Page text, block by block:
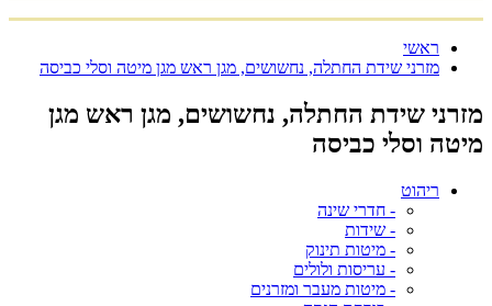
ראשי
מזרני שידת החתלה, נחשושים, מגן ראש מגן מיטה וסלי כביסה
מזרני שידת החתלה, נחשושים, מגן ראש מגן
מיטה וסלי כביסה
ריהוט
- חדרי שינה
- שידות
- מיטות תינוק
- עריסות ולולים
- מיטות מעבר ומזרנים